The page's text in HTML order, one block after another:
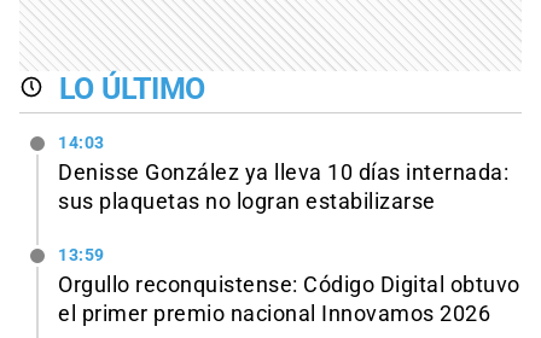
LO ÚLTIMO
14:03
Denisse González ya lleva 10 días internada:
sus plaquetas no logran estabilizarse
13:59
Orgullo reconquistense: Código Digital obtuvo
el primer premio nacional Innovamos 2026